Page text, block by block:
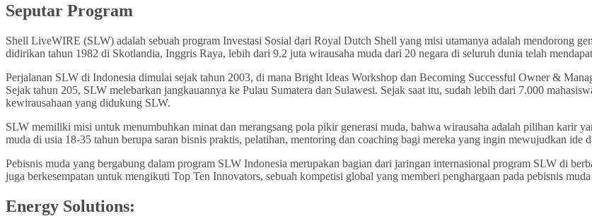
Seputar Program
Shell LiveWIRE (SLW) adalah sebuah program Investasi Sosial dari Royal Dutch Shell yang misi utamanya adalah mendorong
didirikan tahun 1982 di Skotlandia, Inggris Raya, lebih dari 9.2 juta wirausaha muda dari 20 negara di seluruh dunia telah
Perjalanan SLW di Indonesia dimulai sejak tahun 2003, di mana Bright Ideas Workshop dan Becoming Successful Owner &
Sejak tahun 205, SLW melebarkan jangkauannya ke Pulau Sumatera dan Sulawesi. Sejak saat itu, sudah lebih dari 7.000
kewirausahaan yang didukung SLW.
SLW memiliki misi untuk menumbuhkan minat dan merangsang pola pikir generasi muda, bahwa wirausaha adalah pilihan karir
muda di usia 18-35 tahun berupa saran bisnis praktis, pelatihan, mentoring dan coaching bagi mereka yang ingin mewujudkan ide
Pebisnis muda yang bergabung dalam program SLW Indonesia merupakan bagian dari jaringan internasional program SLW di
juga berkesempatan untuk mengikuti Top Ten Innovators, sebuah kompetisi global yang memberi penghargaan pada pebisnis
Energy Solutions: